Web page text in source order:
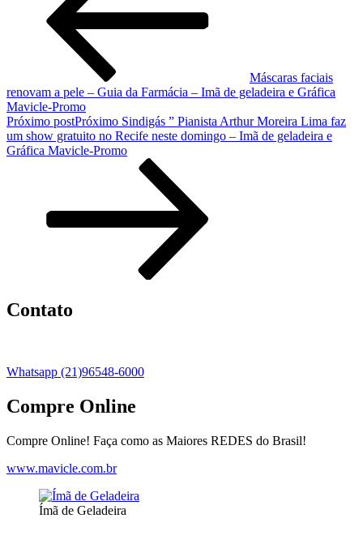
Máscaras faciais
renovam a pele – Guia da Farmácia – Imã de geladeira e Gráfica
Mavicle-Promo
Próximo postPróximo Sindigás ” Pianista Arthur Moreira Lima faz
um show gratuito no Recife neste domingo – Imã de geladeira e
Gráfica Mavicle-Promo
Contato
Whatsapp (21)96548-6000
Compre Online
Compre Online! Faça como as Maiores REDES do Brasil!
www.mavicle.com.br
Ímã de Geladeira